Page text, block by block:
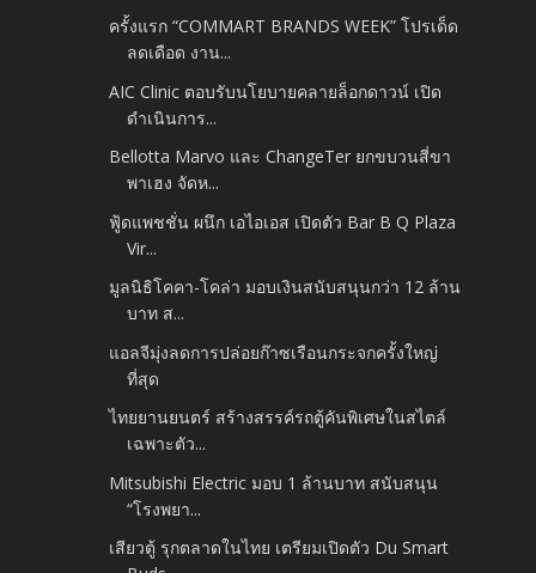
ครั้งแรก “COMMART BRANDS WEEK” โปรเด็ด
ลดเดือด งาน...
AIC Clinic ตอบรับนโยบายคลายล็อกดาวน์ เปิด
ดำเนินการ...
Bellotta Marvo และ ChangeTer ยกขบวนสี่ขา
พาเฮง จัดห...
ฟู้ดแพชชั่น ผนึก เอไอเอส เปิดตัว Bar B Q Plaza
Vir...
มูลนิธิโคคา-โคล่า มอบเงินสนับสนุนกว่า 12 ล้าน
บาท ส...
แอลจีมุ่งลดการปล่อยก๊าซเรือนกระจกครั้งใหญ่
ที่สุด
ไทยยานยนตร์ สร้างสรรค์รถตู้คันพิเศษในสไตล์
เฉพาะตัว...
Mitsubishi Electric มอบ 1 ล้านบาท สนับสนุน
“โรงพยา...
เสียวตู้ รุกตลาดในไทย เตรียมเปิดตัว Du Smart